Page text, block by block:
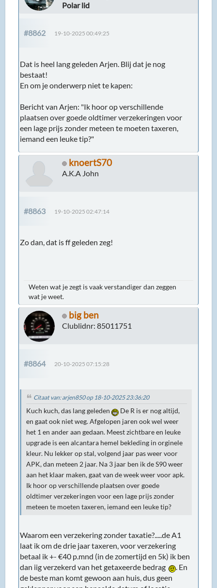
Polar lid
#8862 19-10-2025 00:49:25
Dat is heel lang geleden Arjen. Blij dat je nog
bestaat!
En om je onderwerp niet te kapen:
Bericht van Arjen: "Ik hoor op verschillende
plaatsen over goede oldtimer verzekeringen voor
een lage prijs zonder meteen te moeten taxeren,
iemand een leuke tip?"
knoertS70
A.K.A John
#8863 19-10-2025 02:47:14
Zo dan, dat is ff geleden zeg!
Weten wat je zegt is vaak verstandiger dan zeggen
wat je weet.
big ben
Clublidnr: 85011751
#8864 20-10-2025 07:15:28
Citaat van: arjen850 op 18-10-2025 23:36:20
Kuch kuch, das lang geleden
De R is er nog altijd,
en gaat ook niet weg. Afgelopen jaren ook wel weer
het 1 en ander aan gedaan. Meest zichtbare en leuke
upgrade is een alcantara hemel bekleding in orginele
kleur. Nu lekker op stal, volgend jaar pas weer voor
APK, dan meteen 2 jaar. Na 3 jaar ben ik de S90 weer
aan het klaar maken, gaat van de week weer voor apk.
Ik hoor op verschillende plaatsen over goede
oldtimer verzekeringen voor een lage prijs zonder
meteen te moeten taxeren, iemand een leuke tip?
Waarom een verzekering zonder taxatie?.....de A1
laat ik om de drie jaar taxeren, voor verzekering
betaal ik +- €40 p.mnd (in de zomertijd en 5k) ik ben
dan iig verzekerd van het getaxeerde bedrag
. En
de beste man komt gewoon aan huis, dus geen